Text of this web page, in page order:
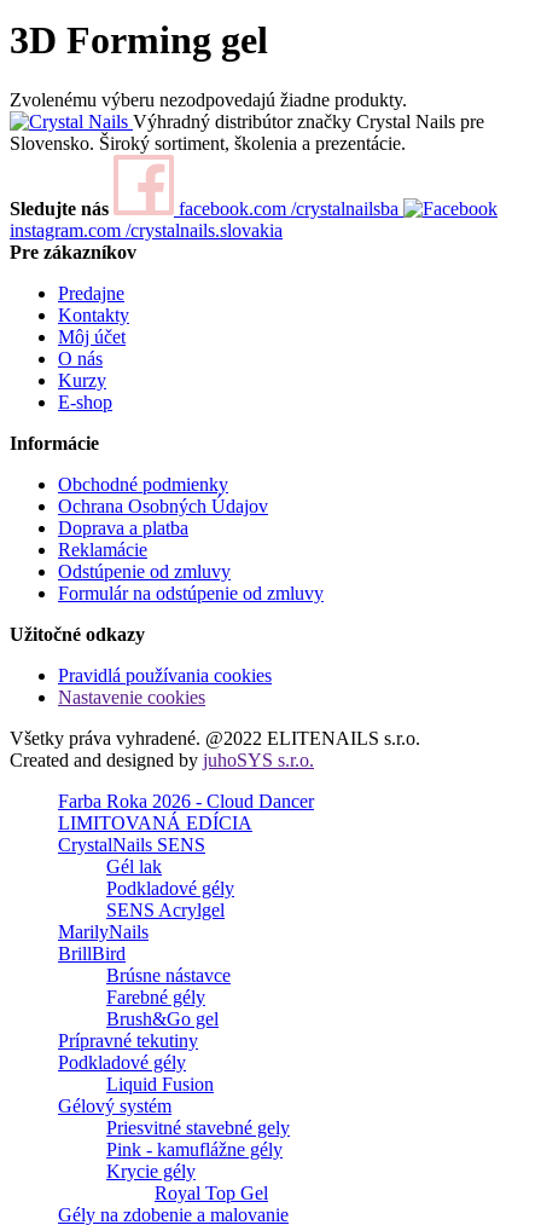
3D Forming gel
Zvolenému výberu nezodpovedajú žiadne produkty.
Výhradný distribútor značky Crystal Nails pre
Slovensko. Široký sortiment, školenia a prezentácie.
Sledujte nás facebook.com /crystalnailsba
instagram.com /crystalnails.slovakia
Pre zákazníkov
Predajne
Kontakty
Môj účet
O nás
Kurzy
E-shop
Informácie
Obchodné podmienky
Ochrana Osobných Údajov
Doprava a platba
Reklamácie
Odstúpenie od zmluvy
Formulár na odstúpenie od zmluvy
Užitočné odkazy
Pravidlá používania cookies
Nastavenie cookies
Všetky práva vyhradené. @2022 ELITENAILS s.r.o.
Created and designed by juhoSYS s.r.o.
Farba Roka 2026 - Cloud Dancer
LIMITOVANÁ EDÍCIA
CrystalNails SENS
Gél lak
Podkladové gély
SENS Acrylgel
MarilyNails
BrillBird
Brúsne nástavce
Farebné gély
Brush&Go gel
Prípravné tekutiny
Podkladové gély
Liquid Fusion
Gélový systém
Priesvitné stavebné gely
Pink - kamuflážne gély
Krycie gély
Royal Top Gel
Gély na zdobenie a malovanie